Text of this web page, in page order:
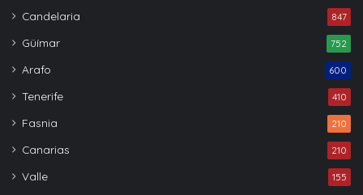
Candelaria 847
Güímar 752
Arafo 600
Tenerife 410
Fasnia 210
Canarias 210
Valle 155